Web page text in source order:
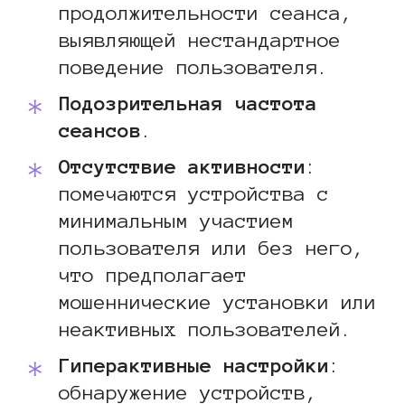
продолжительности сеанса,
выявляющей нестандартное
поведение пользователя.
Подозрительная частота
сеансов .
Отсутствие активности :
помечаются устройства с
минимальным участием
пользователя или без него,
что предполагает
мошеннические установки или
неактивных пользователей.
Гиперактивные настройки :
обнаружение устройств,